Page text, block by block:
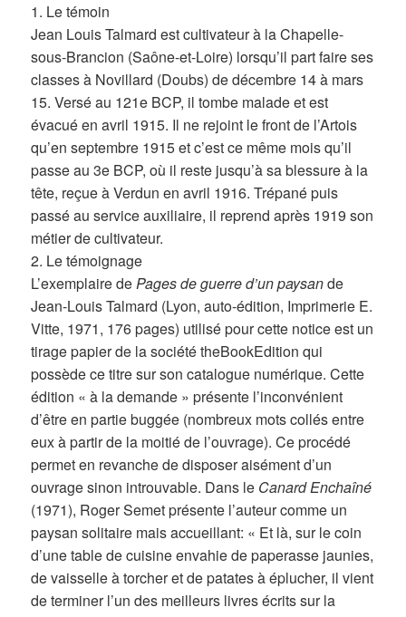
1. Le témoin
Jean Louis Talmard est cultivateur à la Chapelle-
sous-Brancion (Saône-et-Loire) lorsqu’il part faire ses
classes à Novillard (Doubs) de décembre 14 à mars
15. Versé au 121e BCP, il tombe malade et est
évacué en avril 1915. Il ne rejoint le front de l’Artois
qu’en septembre 1915 et c’est ce même mois qu’il
passe au 3e BCP, où il reste jusqu’à sa blessure à la
tête, reçue à Verdun en avril 1916. Trépané puis
passé au service auxiliaire, il reprend après 1919 son
métier de cultivateur.
2. Le témoignage
L’exemplaire dePages de guerre d’un paysande
Jean-Louis Talmard (Lyon, auto-édition, Imprimerie E.
Vitte, 1971, 176 pages) utilisé pour cette notice est un
tirage papier de la société theBookEdition qui
possède ce titre sur son catalogue numérique. Cette
édition « à la demande » présente l’inconvénient
d’être en partie buggée (nombreux mots collés entre
eux à partir de la moitié de l’ouvrage). Ce procédé
permet en revanche de disposer aisément d’un
ouvrage sinon introuvable. Dans le Canard Enchaîné
(1971), Roger Semet présente l’auteur comme un
paysan solitaire mais accueillant: « Et là, sur le coin
d’une table de cuisine envahie de paperasse jaunies,
de vaisselle à torcher et de patates à éplucher, il vient
de terminer l’un des meilleurs livres écrits sur la